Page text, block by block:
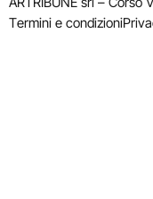
Termini e condizioni